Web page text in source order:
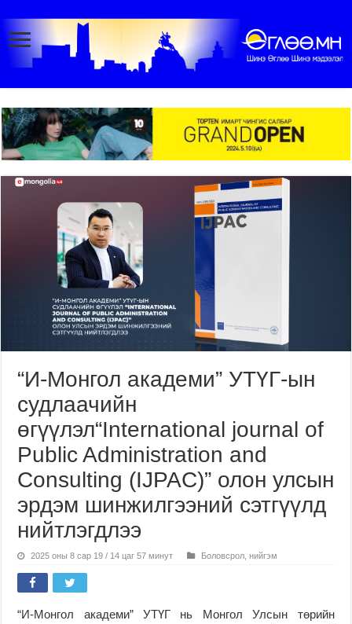
“И-Монгол академи” УТҮГ-ын
судлаачийн
өгүүлэл“International journal of
Public Administration and
Consulting (IJPAC)” олон улсын
эрдэм шинжилгээний сэтгүүлд
нийтлэгдлээ
2025 оны 8 сар 19 / 14 цаг 57 минут Боловсрол ,нийгэм
“И-Монгол академи” УТҮГ нь Монгол Улсын төрийн